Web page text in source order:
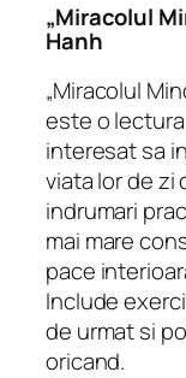
„Miracolul
Hanh
„Miracolul
este o
interesat sa
viata lor de zi
indrumari
mai mare
pace
Include
de urmat si
oricand.